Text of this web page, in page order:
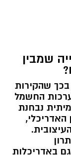
שמבין
בכך שהקירות
החשמל
נבחנת
האדריכלי,
באדריכלות